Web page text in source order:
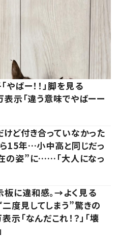
ばー！！」脚を見る
示「違う意味でやばーー
けど付き合っていなかった
15年…小中高と同じだっ
の姿”に……「大人になっ
に違和感。→よく見る
度見してしまう”驚きの
「なんだこれ！？」「壊